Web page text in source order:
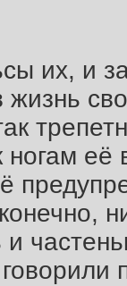
их, и
жизнь
её